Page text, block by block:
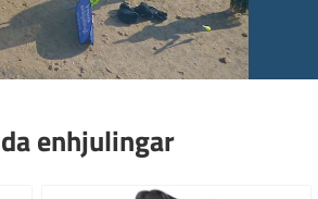
enhjulingar